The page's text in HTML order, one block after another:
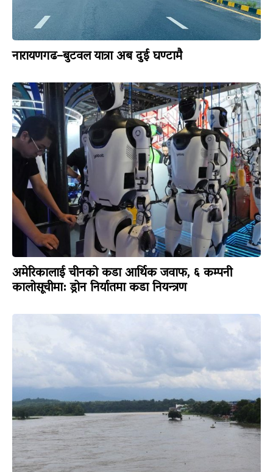
नारायणगढ–बुटवल यात्रा अब दुई घण्टामै
अमेरिकालाई चीनको कडा आर्थिक जवाफ, ६ कम्पनी
कालोसूचीमा: ड्रोन निर्यातमा कडा नियन्त्रण